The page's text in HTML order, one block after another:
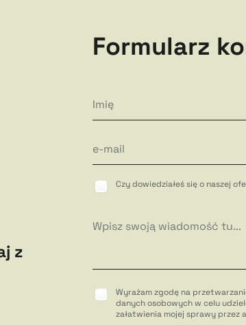
z
Formularz
Czy dowiedziałeś się o naszej
Wyrażam zgodę na
danych osobowych w celu
załatwienia mojej sprawy przez